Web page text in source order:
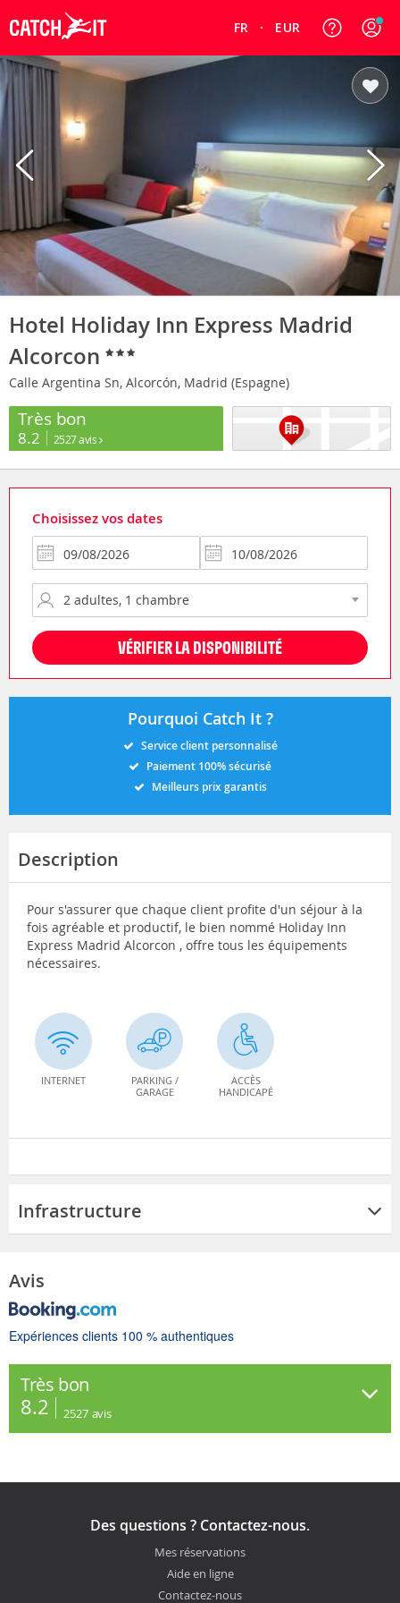
FR EUR
Hotel Holiday Inn Express Madrid
Alcorcon
Calle Argentina Sn, Alcorcón, Madrid (Espagne)
Très bon
8.2 2527 avis
Choisissez vos dates
VÉRIFIER LA DISPONIBILITÉ
Pourquoi Catch It ?
Service client personnalisé
Paiement 100% sécurisé
Meilleurs prix garantis
Description
Pour s'assurer que chaque client profite d'un séjour à la
fois agréable et productif, le bien nommé Holiday Inn
Express Madrid Alcorcon , offre tous les équipements
nécessaires.
INTERNET
PARKING /
GARAGE
ACCÈS
HANDICAPÉ
Infrastructure
Avis
Expériences clients 100 % authentiques
Très bon
8.2 2527 avis
Des questions ? Contactez-nous.
Mes réservations
Aide en ligne
Contactez-nous